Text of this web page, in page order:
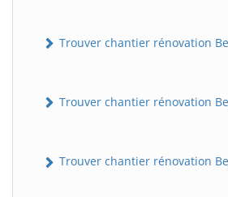
Trouver chantier rénovation
Trouver chantier rénovation
Trouver chantier rénovation